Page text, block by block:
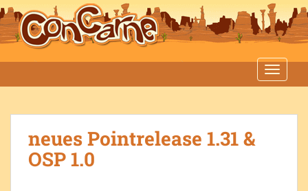
S
k
i
o
neues Pointrelease 1.31 &
OSP 1.0